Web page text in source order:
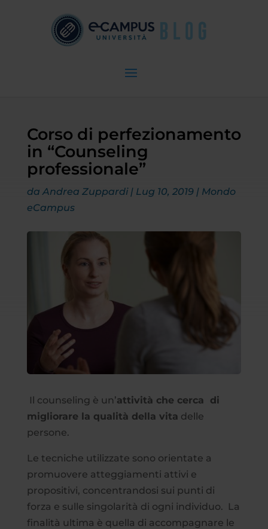
Corso di perfezionamento
in “Counseling
professionale”
daAndrea Zuppardi| Lug 10, 2019| Mondo
eCampus
Il counseling è un’attività che cerca di
migliorare la qualità della vita delle
persone.
Le tecniche utilizzate sono orientate a
promuovere atteggiamenti attivi e
propositivi, concentrandosi sui punti di
forza e sulle singolarità di ogni individuo. La
finalità ultima è quella di accompagnare le